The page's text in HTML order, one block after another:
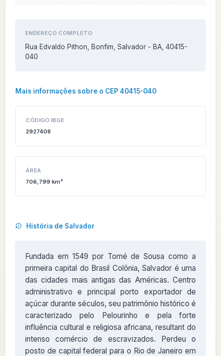
ENDEREÇO COMPLETO
Rua Edvaldo Pithon, Bonfim, Salvador - BA, 40415-
040
Mais informações sobre o CEP 40415-040
CÓDIGO IBGE
2927408
ÁREA
706,799 km²
História de Salvador
Fundada em 1549 por Tomé de Sousa como a
primeira capital do Brasil Colônia, Salvador é uma
das cidades mais antigas das Américas. Centro
administrativo e principal porto exportador de
açúcar durante séculos, seu patrimônio histórico é
caracterizado pelo Pelourinho e pela forte
influência cultural e religiosa africana, resultant do
intenso comércio de escravizados. Perdeu o
posto de capital federal para o Rio de Janeiro em